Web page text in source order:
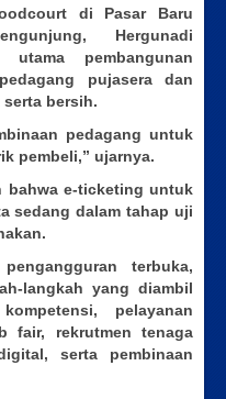
di Pasar Baru
Hergunadi
pembangunan
pujasera dan
serta bersih.
pedagang untuk
pembeli,” ujarnya.
bahwa e-ticketing untuk
sedang dalam tahap uji
terbuka,
langkah yang diambil
pelayanan
fair, rekrutmen tenaga
serta pembinaan